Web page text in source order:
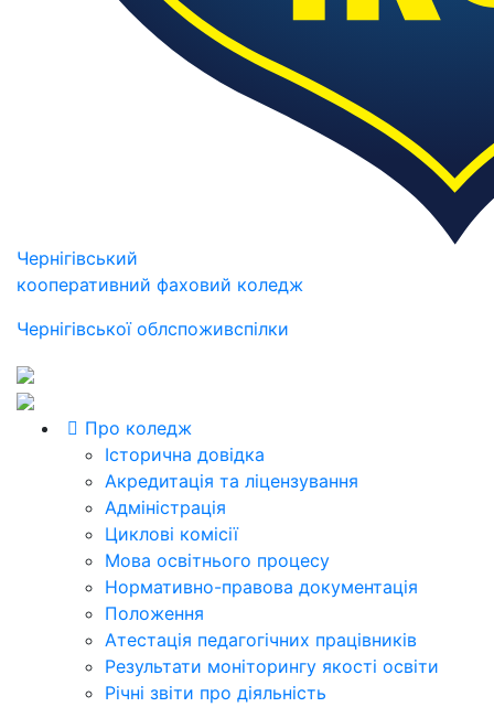
Чернігівський
кооперативний фаховий коледж
Чернігівської облспоживспілки
Про коледж
Історична довідка
Акредитація та ліцензування
Адміністрація
Циклові комісії
Мова освітнього процесу
Нормативно-правова документація
Положення
Атестація педагогічних працівників
Результати моніторингу якості освіти
Річні звіти про діяльність